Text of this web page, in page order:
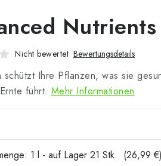
Nicht bewertet Bewertungsdetails
schützt Ihre Pflanzen, was sie
führt. Mehr Informationen